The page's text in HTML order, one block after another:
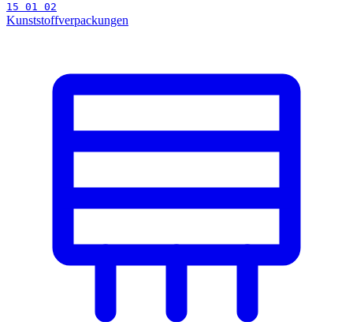
15 01 02
Kunststoffverpackungen